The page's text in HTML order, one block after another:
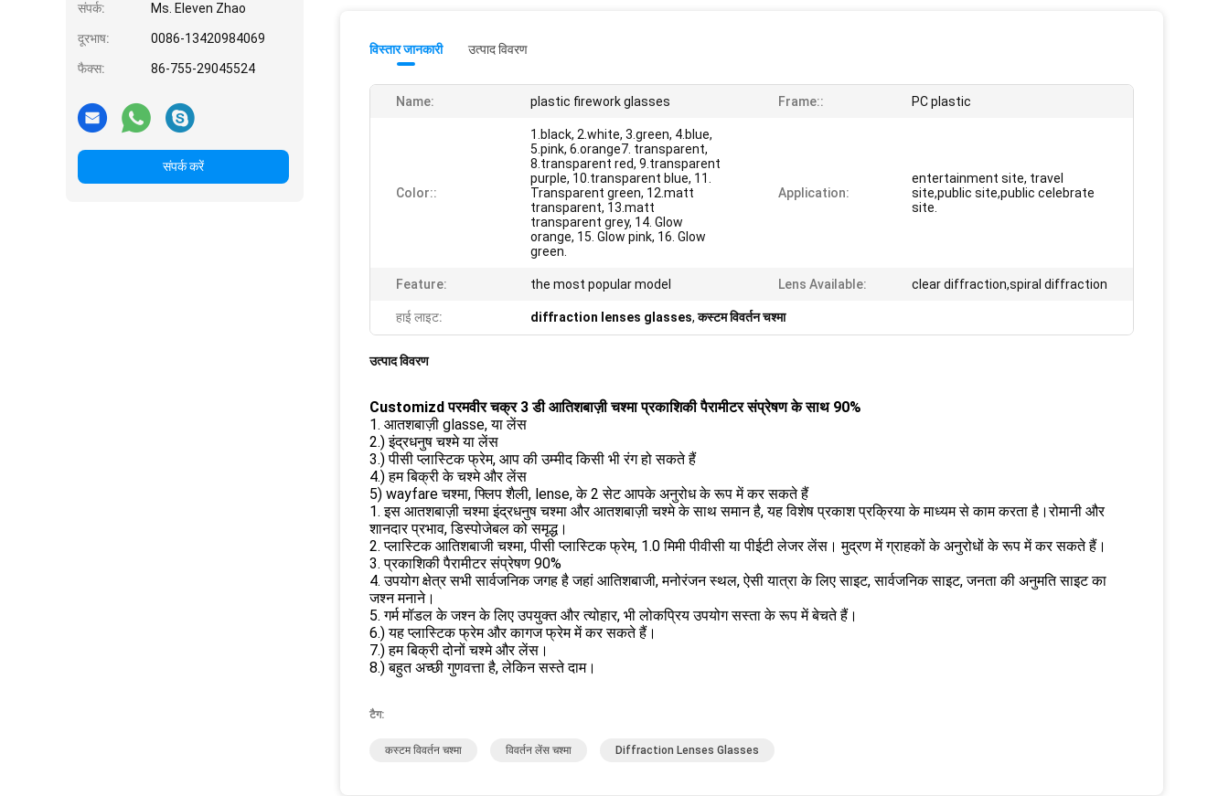
संपर्क: Ms. Eleven Zhao
दूरभाष: 0086-13420984069
फैक्स: 86-755-29045524
संपर्क करें
विस्तार जानकारी उत्पाद विवरण
Name: plastic firework glasses Frame:: PC plastic
Color::
1.black, 2.white, 3.green, 4.blue,
5.pink, 6.orange7. transparent,
8.transparent red, 9.transparent
purple, 10.transparent blue, 11.
Transparent green, 12.matt
transparent, 13.matt
transparent grey, 14. Glow
orange, 15. Glow pink, 16. Glow
green.
Application:
entertainment site, travel
site,public site,public celebrate
site.
Feature: the most popular model Lens Available: clear diffraction,spiral diffraction
हाई लाइट: diffraction lenses glasses,कस्टम विवर्तन चश्मा
उत्पाद विवरण
Customizd परमवीर चक्र 3 डी आतिशबाज़ी चश्मा प्रकाशिकी पैरामीटर संप्रेषण के साथ 90%
1. आतशबाज़ी glasse, या लेंस
2.) इंद्रधनुष चश्मे या लेंस
3.) पीसी प्लास्टिक फ्रेम, आप की उम्मीद किसी भी रंग हो सकते हैं
4.) हम बिक्री के चश्मे और लेंस
5) wayfare चश्मा, फ्लिप शैली, lense, के 2 सेट आपके अनुरोध के रूप में कर सकते हैं
1. इस आतशबाज़ी चश्मा इंद्रधनुष चश्मा और आतशबाज़ी चश्मे के साथ समान है, यह विशेष प्रकाश प्रक्रिया के माध्यम से काम करता है।रोमानी और
शानदार प्रभाव, डिस्पोजेबल को समृद्ध।
2. प्लास्टिक आतिशबाजी चश्मा, पीसी प्लास्टिक फ्रेम, 1.0 मिमी पीवीसी या पीईटी लेजर लेंस। मुद्रण में ग्राहकों के अनुरोधों के रूप में कर सकते हैं।
3. प्रकाशिकी पैरामीटर संप्रेषण 90%
4. उपयोग क्षेत्र सभी सार्वजनिक जगह है जहां आतिशबाजी, मनोरंजन स्थल, ऐसी यात्रा के लिए साइट, सार्वजनिक साइट, जनता की अनुमति साइट का
जश्न मनाने।
5. गर्म मॉडल के जश्न के लिए उपयुक्त और त्योहार, भी लोकप्रिय उपयोग सस्ता के रूप में बेचते हैं।
6.) यह प्लास्टिक फ्रेम और कागज फ्रेम में कर सकते हैं।
7.) हम बिक्री दोनों चश्मे और लेंस।
8.) बहुत अच्छी गुणवत्ता है, लेकिन सस्ते दाम।
टैग:
कस्टम विवर्तन चश्मा विवर्तन लेंस चश्मा Diffraction Lenses Glasses